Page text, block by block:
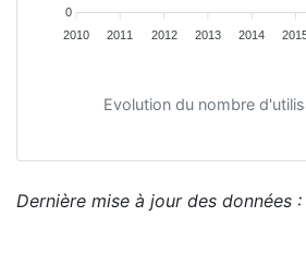
0
2010
2011 2012 2013 2014
Evolution du nombre
Dernière mise à jour des données